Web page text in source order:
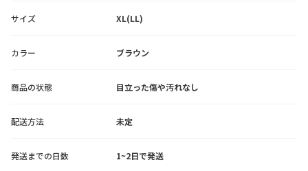
サイズ XL(LL)
カラー ブラウン
商品の状態 目立った傷や汚れなし
配送方法 未定
発送までの日数 1~2日で発送